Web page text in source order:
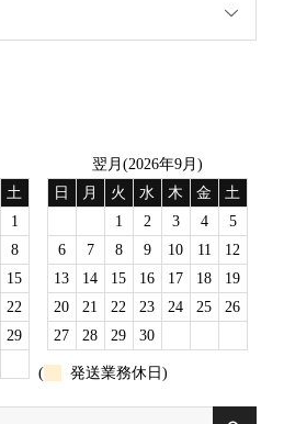
土
1
8
15
22
29
翌月(2026年9月)
日
月 火 水 木 金
土
1
2 3 4
5
6
7 8 9 10 11
12
13
14 15 16 17 18
19
20
21 22 23 24 25
26
27
28 29 30
( 発送業務休日)